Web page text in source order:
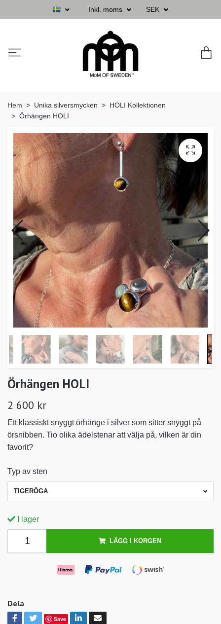
Inkl. moms SEK
Hem Unika silversmycken
HOLI Kollektionen
Örhängen HOLI
Örhängen HOLI
2 600 kr
Ett klassiskt snyggt örhänge i silver som sitter snyggt på
örsnibben. Tio olika ädelstenar att välja på, vilken är din
favorit?
Typ av sten
TIGERÖGA
I lager
LÄGG I KORGEN
Dela
Save